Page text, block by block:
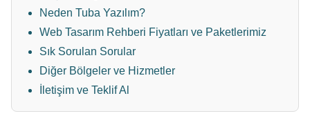
Neden Tuba Yazılım?
Web Tasarım Rehberi Fiyatları ve Paketlerimiz
Sık Sorulan Sorular
Diğer Bölgeler ve Hizmetler
İletişim ve Teklif Al